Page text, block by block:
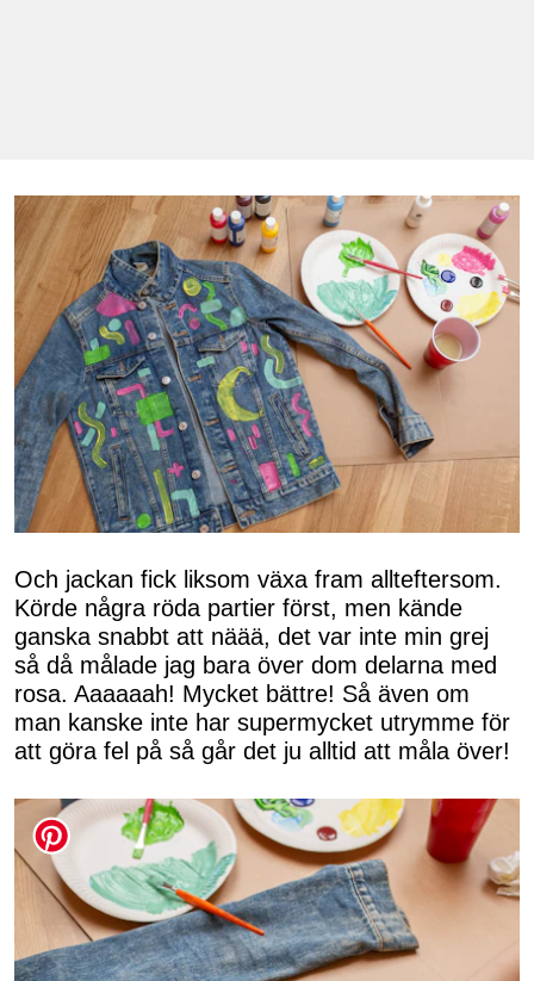
Och jackan fick liksom växa fram allteftersom.
Körde några röda partier först, men kände
ganska snabbt att näää, det var inte min grej
så då målade jag bara över dom delarna med
rosa. Aaaaaah! Mycket bättre! Så även om
man kanske inte har supermycket utrymme för
att göra fel på så går det ju alltid att måla över!